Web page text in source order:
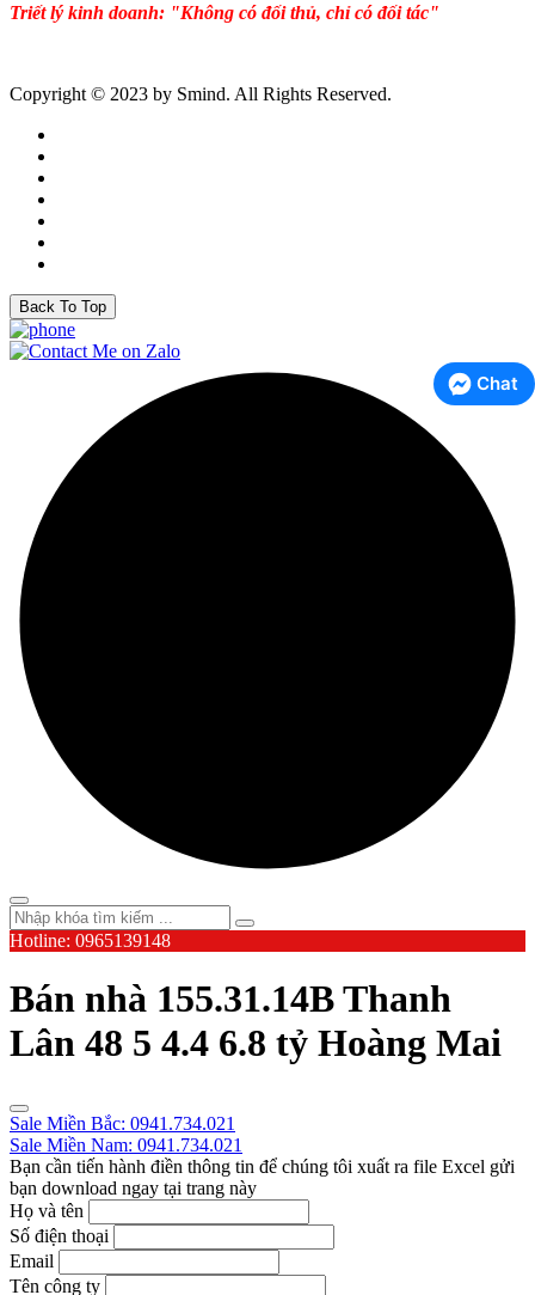
Triết lý kinh doanh: "Không có đối thủ, chỉ có đối tác"
Copyright © 2023 by Smind. All Rights Reserved.
Back To Top
Chat
Hotline: 0965139148
Bán nhà 155.31.14B Thanh
Lân 48 5 4.4 6.8 tỷ Hoàng Mai
Sale Miền Bắc: 0941.734.021
Sale Miền Nam: 0941.734.021
Bạn cần tiến hành điền thông tin để chúng tôi xuất ra file Excel gửi
bạn download ngay tại trang này
Họ và tên
Số điện thoại
Email
Tên công ty